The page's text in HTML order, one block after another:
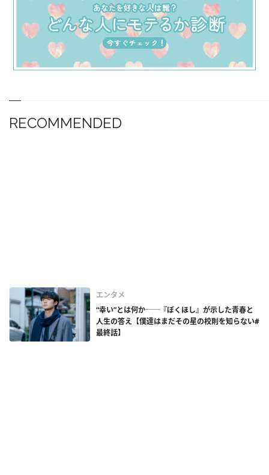
RECOMMENDED
エンタメ
“幸い”とは何か──『ぼくほし』が示した青春と
人生の答え【僕達はまだその星の校則を知らない#
最終話】